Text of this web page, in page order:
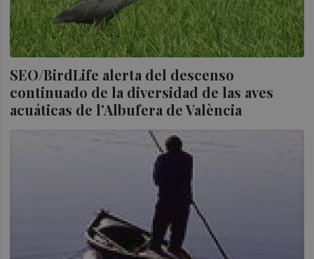
SEO/BirdLife alerta del descenso
continuado de la diversidad de las aves
acuáticas de l'Albufera de València